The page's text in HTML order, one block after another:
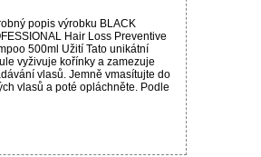
popis výrobku BLACK
Hair Loss Preventive
500ml Užití Tato unikátní
vyživuje kořínky a zamezuje
vlasů. Jemně vmasítujte do
vlasů a poté opláchněte. Podle